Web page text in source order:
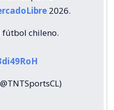
2026.
chileno.